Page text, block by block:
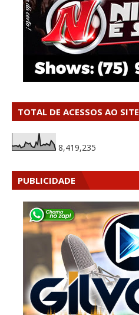
TOTAL DE ACESSOS AO SITE
8,419,235
PUBLICIDADE